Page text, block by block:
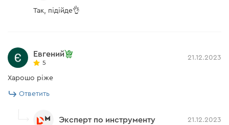
Так, підійде👌
Евгений
5
21.12.2023
Харошо ріже
Ответить
Эксперт по инструменту 21.12.2023